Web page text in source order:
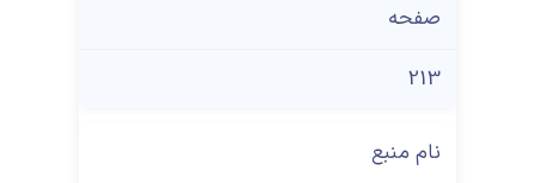
صفحه
213
نام منبع